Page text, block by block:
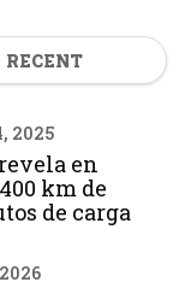
RECENT
2025
en
km de
de carga